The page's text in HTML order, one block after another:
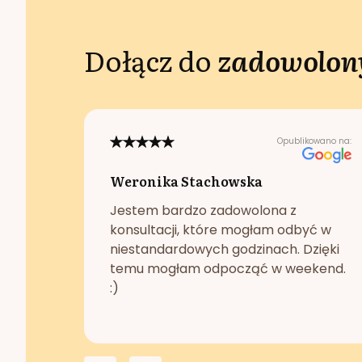
Dołącz do
Opublikowano na:
Weronika Stachowska
Jestem bardzo zadowolona z
konsultacji, które mogłam odbyć w
niestandardowych godzinach. Dzięki
temu mogłam odpocząć w weekend.
:)